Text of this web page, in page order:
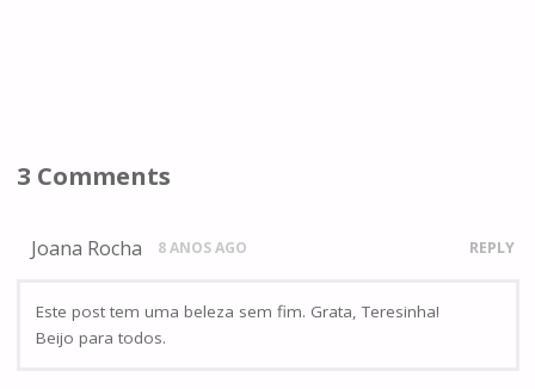
3 Comments
Joana Rocha 8 ANOS AGO REPLY
Este post tem uma beleza sem fim. Grata, Teresinha!
Beijo para todos.